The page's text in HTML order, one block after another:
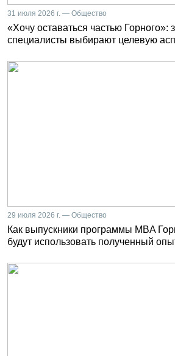
31 июля 2026 г. — Общество
«Хочу оставаться частью
специалисты выбирают целевую
29 июля 2026 г. — Общество
Как выпускники программы MBA
будут использовать полученный